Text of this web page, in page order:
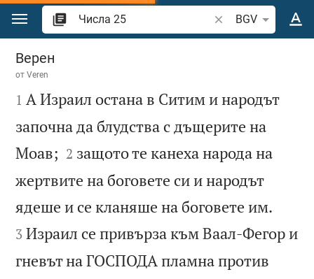
Преминете към съдържанието
Търсете стих или
BGV
Числа 25
Верен
отVeren

1 А Израил остана в Ситим и народът
започна да блудства с дъщерите на
Моав; 

2 защото те канеха народа на
жертвите на боговете си и народът
ядеше и се кланяше на боговете им.
3 Израил се привърза към Ваал-Фегор и
гневът на ГОСПОДА пламна против